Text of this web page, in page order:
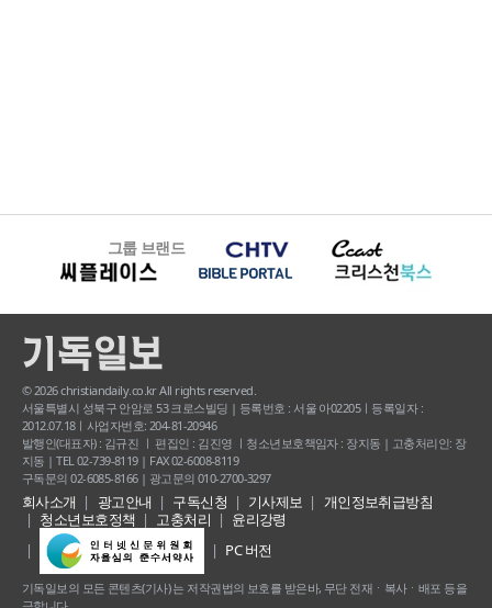
그룹 브랜드
© 2026 christiandaily.co.kr All rights reserved.
서울특별시 성북구 안암로 53 크로스빌딩 | 등록번호 : 서울 아02205ㅣ등록일자 :
2012.07.18ㅣ사업자번호: 204-81-20946
발행인(대표자) : 김규진 ㅣ 편집인 : 김진영 ㅣ청소년보호책임자 : 장지동 | 고충처리인: 장
지동 | TEL 02-739-8119 | FAX 02-6008-8119
구독문의 02-6085-8166 | 광고문의 010-2700-3297
회사소개 광고안내 구독신청 기사제보
개인정보취급방침
청소년보호정책
고충처리
윤리강령
PC 버전
기독일보의 모든 콘텐츠(기사) 는 저작권법의 보호를 받은바, 무단 전재ㆍ복사ㆍ배포 등을